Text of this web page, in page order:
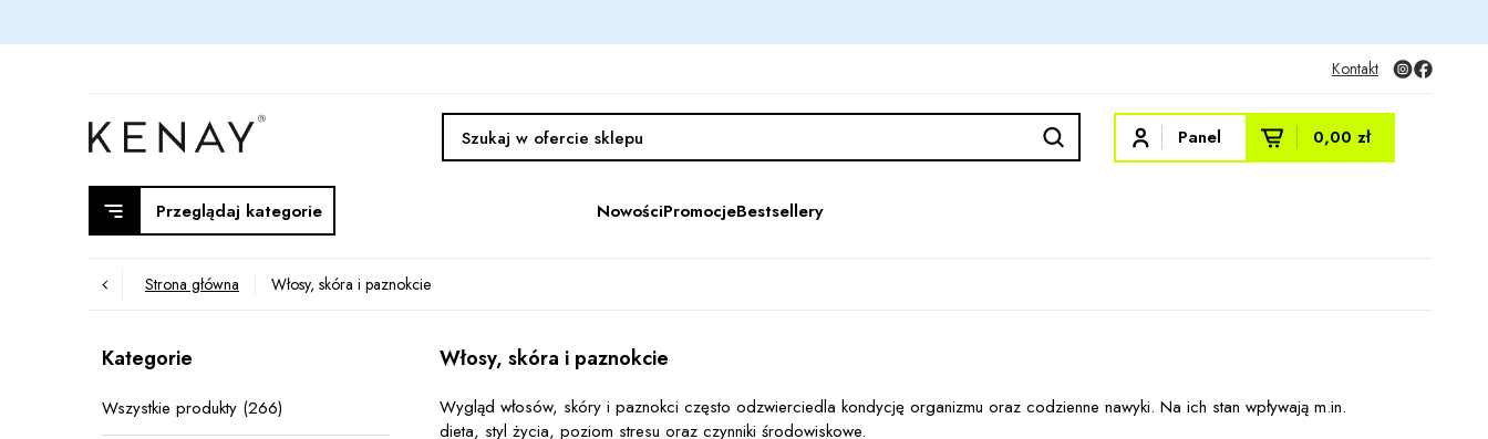
Kontakt
Panel 0,00 zł
Przeglądaj kategorie NowościPromocjeBestsellery
Strona główna Włosy, skóra i paznokcie
Kategorie
Wszystkie produkty (266)
Włosy, skóra i paznokcie
Wygląd włosów, skóry i paznokci często odzwierciedla kondycję organizmu oraz codzienne nawyki. Na ich stan wpływają m.in.
dieta, styl życia, poziom stresu oraz czynniki środowiskowe.